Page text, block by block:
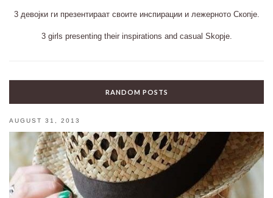
3 девојки ги презентираат своите инспирации и лежерното Скопје.
3 girls presenting their inspirations and casual Skopje.
RANDOM POSTS
AUGUST 31, 2013